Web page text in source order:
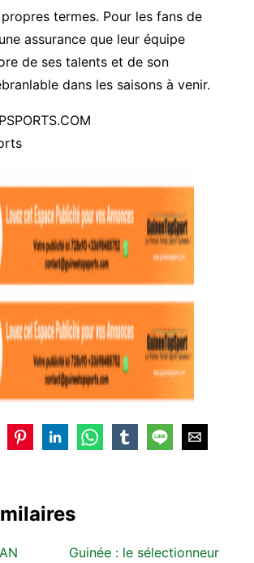
termes. Pour les fans de
assurance que leur équipe
de ses talents et de son
dans les saisons à venir.
Guinée : le sélectionneur